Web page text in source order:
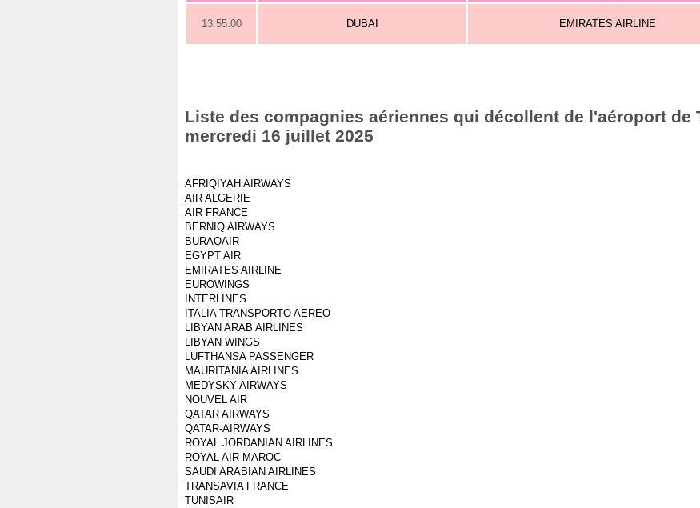
13:55:00 DUBAI EMIRATES AIRLINE
Liste des compagnies aériennes qui décollent de l'aéroport de
mercredi 16 juillet 2025
AFRIQIYAH AIRWAYS
AIR ALGERIE
AIR FRANCE
BERNIQ AIRWAYS
BURAQAIR
EGYPT AIR
EMIRATES AIRLINE
EUROWINGS
INTERLINES
ITALIA TRANSPORTO AEREO
LIBYAN ARAB AIRLINES
LIBYAN WINGS
LUFTHANSA PASSENGER
MAURITANIA AIRLINES
MEDYSKY AIRWAYS
NOUVEL AIR
QATAR AIRWAYS
QATAR-AIRWAYS
ROYAL JORDANIAN AIRLINES
ROYAL AIR MAROC
SAUDI ARABIAN AIRLINES
TRANSAVIA FRANCE
TUNISAIR